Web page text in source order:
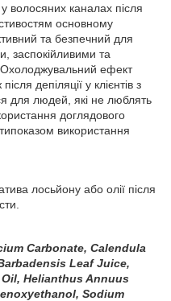
волосяних каналах після
основному
та безпечний для
заспокійливими та
ефект
депіляції у клієнтів з
для людей, які не люблять
доглядового
використання
лосьйону або олії після
Carbonate, Calendula
Leaf Juice,
Helianthus Annuus
Sodium